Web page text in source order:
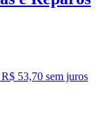
R$ 53,70 sem juros